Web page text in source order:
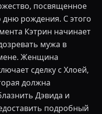
посвященное
дню рождения. С этого
Кэтрин начинает
мужа в
Женщина
сделку с Хлоей,
должна
Дэвида и
подробный